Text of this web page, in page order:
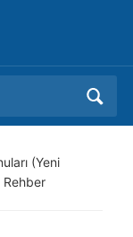
(Yeni
Rehber